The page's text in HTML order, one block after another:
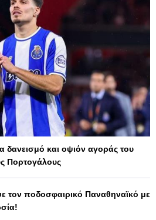
δανεισμό και οψιόν αγοράς του
Πορτογάλους
τον ποδοσφαιρικό Παναθηναϊκό με